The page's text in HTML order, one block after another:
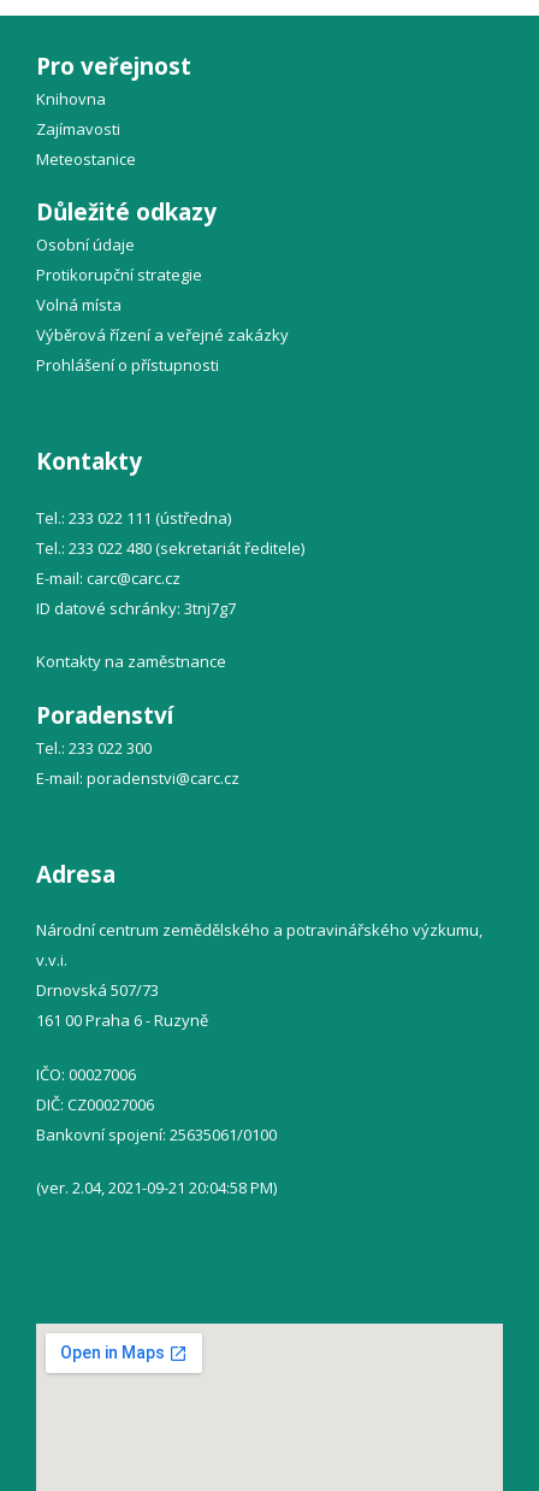
Pro veřejnost
Knihovna
Zajímavosti
Meteostanice
Důležité odkazy
Osobní údaje
Protikorupční strategie
Volná místa
Výběrová řízení a veřejné zakázky
Prohlášení o přístupnosti
Kontakty
Tel.: 233 022 111 (ústředna)
Tel.: 233 022 480 (sekretariát ředitele)
E-mail: carc@carc.cz
ID datové schránky: 3tnj7g7
Kontakty na zaměstnance
Poradenství
Tel.: 233 022 300
E-mail: poradenstvi@carc.cz
Adresa
Národní centrum zemědělského a potravinářského výzkumu,
v.v.i.
Drnovská 507/73
161 00 Praha 6 - Ruzyně
IČO: 00027006
DIČ: CZ00027006
Bankovní spojení: 25635061/0100
(ver. 2.04, 2021-09-21 20:04:58 PM)